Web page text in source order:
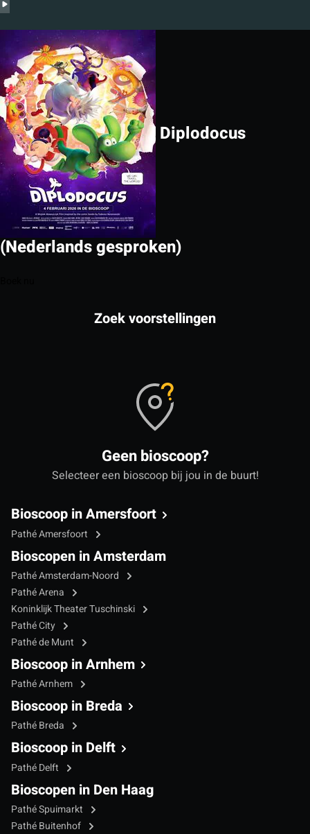
Diplodocus
(Nederlands gesproken)
Zoek voorstellingen
Geen bioscoop?
Selecteer een bioscoop bij jou in de buurt!
Bioscoop in Amersfoort
Pathé Amersfoort
Bioscopen in Amsterdam
Pathé Amsterdam-Noord
Pathé Arena
Koninklijk Theater Tuschinski
Pathé City
Pathé de Munt
Bioscoop in Arnhem
Pathé Arnhem
Bioscoop in Breda
Pathé Breda
Bioscoop in Delft
Pathé Delft
Bioscopen in Den Haag
Pathé Spuimarkt
Pathé Buitenhof